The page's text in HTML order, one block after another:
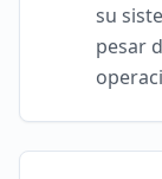
su
pesar